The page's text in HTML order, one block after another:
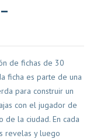
de fichas de 30
ficha es parte de una
para construir un
con el jugador de
de la ciudad. En cada
revelas y luego